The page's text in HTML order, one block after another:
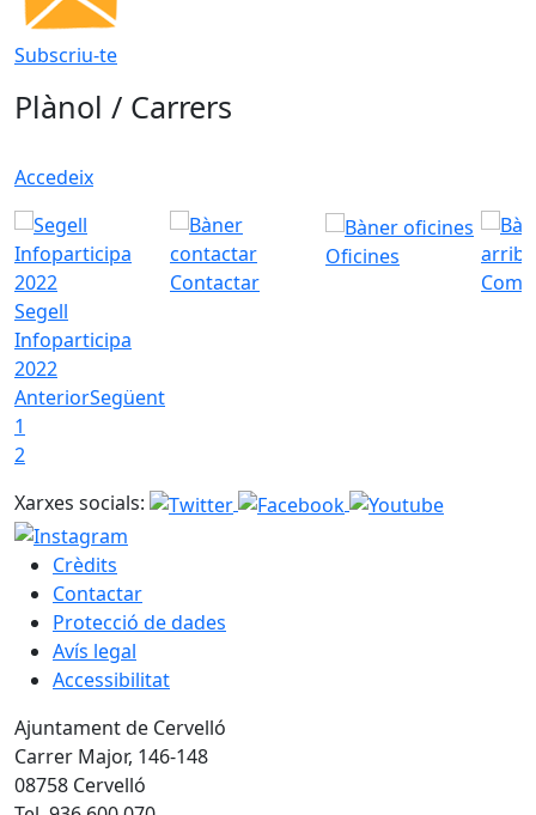
Subscriu-te
Plànol / Carrers
Accedeix
Segell
Infoparticipa
2022
Contactar
Oficines
Com
AnteriorSegüent
1
2
Xarxes socials:
Crèdits
Contactar
Protecció de dades
Avís legal
Accessibilitat
Ajuntament de Cervelló
Carrer Major, 146-148
08758 Cervelló